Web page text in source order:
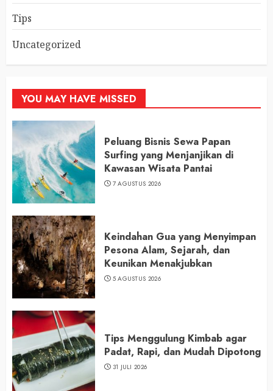
Tips
Uncategorized
YOU MAY HAVE MISSED
Peluang Bisnis Sewa Papan
Surfing yang Menjanjikan di
Kawasan Wisata Pantai
7 AGUSTUS 2026
Keindahan Gua yang Menyimpan
Pesona Alam, Sejarah, dan
Keunikan Menakjubkan
5 AGUSTUS 2026
Tips Menggulung Kimbab agar
Padat, Rapi, dan Mudah Dipotong
31 JULI 2026